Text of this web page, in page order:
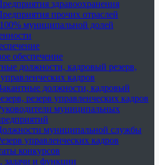
здравоохранения
прочих отраслей
муниципальной долей
обеспечение
должности, кадровый резерв,
кадров
должности, кадровый
резерв управленческих кадров
муниципальных
муниципальной службы
управленческих кадров
конкурсов
задачи и функции